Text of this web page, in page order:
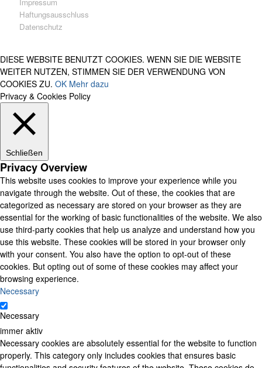
Haftungsausschluss
Datenschutz
DIESE WEBSITE BENUTZT COOKIES. WENN SIE DIE WEBSITE
WEITER NUTZEN, STIMMEN SIE DER VERWENDUNG VON
COOKIES ZU. OK Mehr dazu
Privacy & Cookies Policy
Schließen
Privacy Overview
This website uses cookies to improve your experience while you
navigate through the website. Out of these, the cookies that are
categorized as necessary are stored on your browser as they are
essential for the working of basic functionalities of the website. We also
use third-party cookies that help us analyze and understand how you
use this website. These cookies will be stored in your browser only
with your consent. You also have the option to opt-out of these
cookies. But opting out of some of these cookies may affect your
browsing experience.
Necessary
Necessary
immer aktiv
Necessary cookies are absolutely essential for the website to function
properly. This category only includes cookies that ensures basic